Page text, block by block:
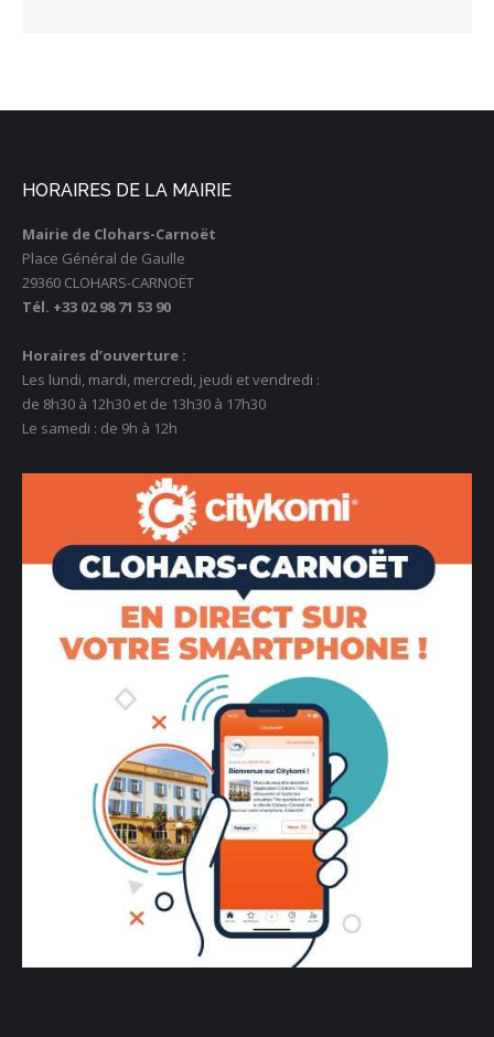
HORAIRES DE LA MAIRIE
Mairie de Clohars-Carnoët
Place Général de Gaulle
29360 CLOHARS-CARNOËT
Tél. +33 02 98 71 53 90
Horaires d’ouverture :
Les lundi, mardi, mercredi, jeudi et vendredi :
de 8h30 à 12h30 et de 13h30 à 17h30
Le samedi : de 9h à 12h